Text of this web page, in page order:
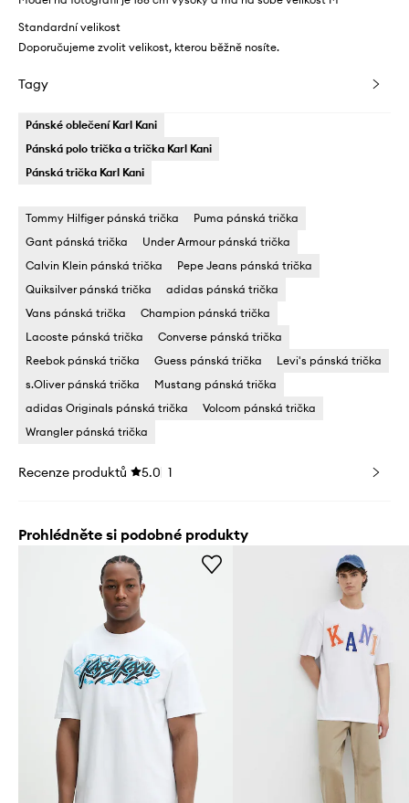
Standardní velikost
Doporučujeme zvolit velikost, kterou běžně nosíte.
Tagy
Pánské oblečení Karl Kani
Pánská polo trička a trička Karl Kani
Pánská trička Karl Kani
Tommy Hilfiger pánská trička
Puma pánská trička
Gant pánská trička
Under Armour pánská trička
Calvin Klein pánská trička
Pepe Jeans pánská trička
Quiksilver pánská trička
adidas pánská trička
Vans pánská trička
Champion pánská trička
Lacoste pánská trička
Converse pánská trička
Reebok pánská trička
Guess pánská trička
Levi's pánská trička
s.Oliver pánská trička
Mustang pánská trička
adidas Originals pánská trička
Volcom pánská trička
Wrangler pánská trička
Recenze produktů 5.0 1
Prohlédněte si podobné produkty